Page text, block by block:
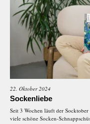
22. Oktober 2024
Sockenliebe
Seit 3 Wochen läuft der
viele schöne Socken-